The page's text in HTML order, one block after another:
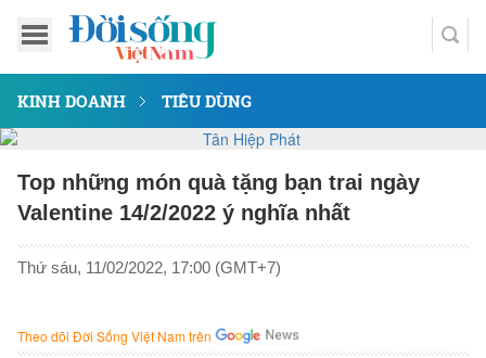
KINH DOANH TIÊU DÙNG
Top những món quà tặng bạn trai ngày
Valentine 14/2/2022 ý nghĩa nhất
Thứ sáu, 11/02/2022, 17:00 (GMT+7)
Theo dõi Đời Sống Việt Nam trên